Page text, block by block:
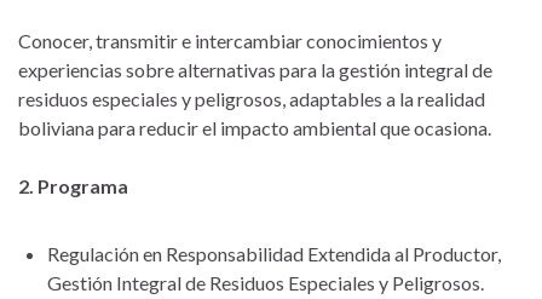
Conocer, transmitir e intercambiar conocimientos y
experiencias sobre alternativas para la gestión integral de
residuos especiales y peligrosos, adaptables a la realidad
boliviana para reducir el impacto ambiental que ocasiona.
2. Programa
Regulación en Responsabilidad Extendida al Productor,
Gestión Integral de Residuos Especiales y Peligrosos.